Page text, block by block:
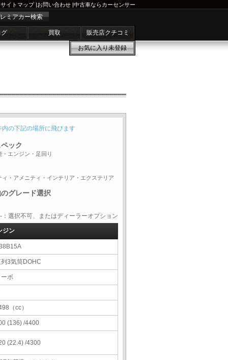
サイトマップ|お問い合わせ |中古車ならカーセンサー
ミアカー検索
買取 販売店クチコミ
お気に入り未登録
内の下記の場所に飛びます
ック
・エンジン・足回り
ィ・アメニティ・インテリア・エクステリア
グレード選択
択不可、またはディーラーオプション
ジン
3気筒DOHC
ーボ
（cc）
(136) /4400
(22.4) /4300